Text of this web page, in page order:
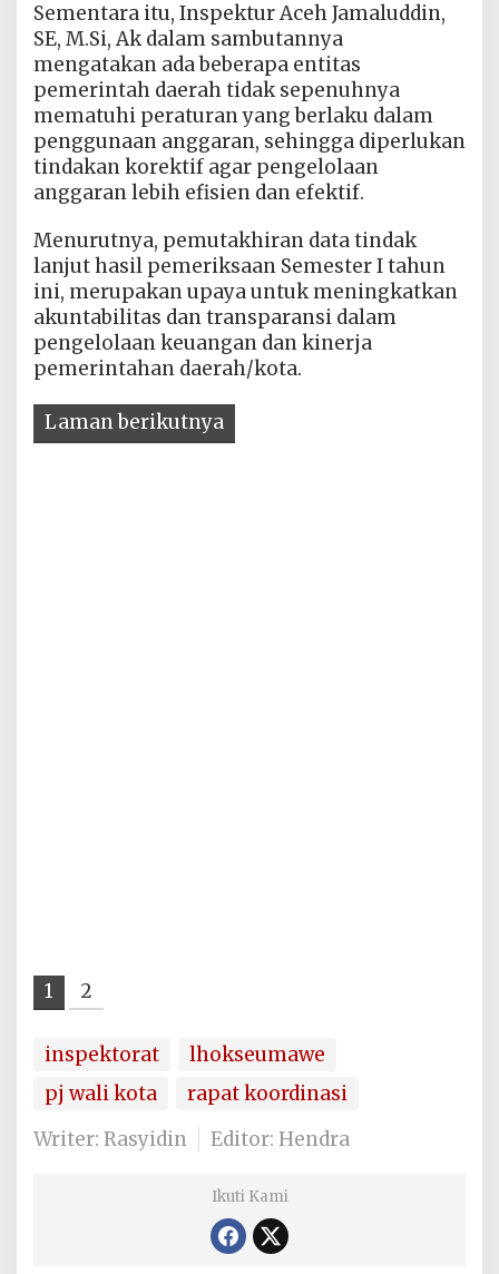
Sementara itu, Inspektur Aceh Jamaluddin,
SE, M.Si, Ak dalam sambutannya
mengatakan ada beberapa entitas
pemerintah daerah tidak sepenuhnya
mematuhi peraturan yang berlaku dalam
penggunaan anggaran, sehingga diperlukan
tindakan korektif agar pengelolaan
anggaran lebih efisien dan efektif.
Menurutnya, pemutakhiran data tindak
lanjut hasil pemeriksaan Semester I tahun
ini, merupakan upaya untuk meningkatkan
akuntabilitas dan transparansi dalam
pengelolaan keuangan dan kinerja
pemerintahan daerah/kota.
Laman berikutnya
1 2
inspektorat
lhokseumawe
pj wali kota
rapat koordinasi
Writer: Rasyidin
Editor: Hendra
Ikuti Kami